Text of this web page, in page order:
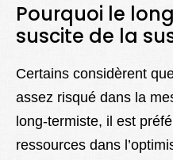
Pourquoi le
suscite de la
Certains considèrent
assez risqué dans la
long-termiste, il est
ressources dans